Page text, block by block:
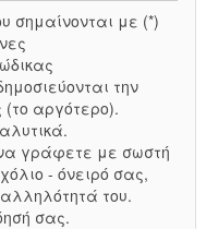
σημαίνονται με (*)
την
αργότερο).
γράφετε με σωστή
- όνειρό σας,
του.
σας.